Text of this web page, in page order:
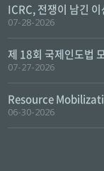
ICRC, 전쟁이 남긴
07-28-2026
제 18회 국제인도법
07-27-2026
Resource
06-30-2026